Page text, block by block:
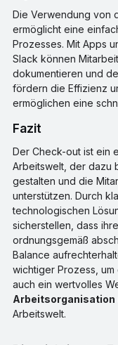
Die Verwendung von
ermöglicht eine
Prozesses. Mit Apps
Slack können
dokumentieren und
fördern die Effizienz
ermöglichen eine
Fazit
Der Check-out ist ein
Arbeitswelt, der dazu
gestalten und die
unterstützen. Durch
technologischen
sicherstellen, dass
ordnungsgemäß
Balance
wichtiger Prozess,
auch ein wertvolles
Arbeitsorganisation
Arbeitswelt.